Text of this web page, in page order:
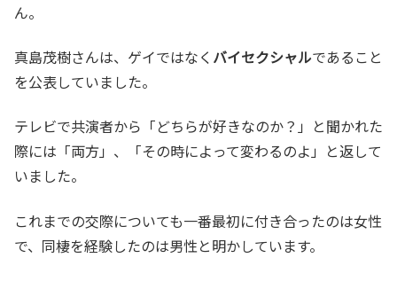
ん。
真島茂樹さんは、ゲイではなく バイセクシャルであること
を公表していました。
テレビで共演者から「どちらが好きなのか？」と聞かれた
際には「両方」、「その時によって変わるのよ」と返して
いました。
これまでの交際についても一番最初に付き合ったのは女性
で、同棲を経験したのは男性と明かしています。